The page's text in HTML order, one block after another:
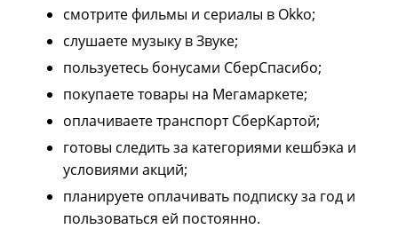
смотрите фильмы и сериалы в Okko;
слушаете музыку в Звуке;
пользуетесь бонусами СберСпасибо;
покупаете товары на Мегамаркете;
оплачиваете транспорт СберКартой;
готовы следить за категориями кешбэка и
условиями акций;
планируете оплачивать подписку за год и
пользоваться ей постоянно.